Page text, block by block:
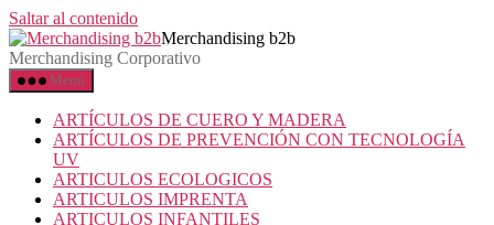
Saltar al contenido
Merchandising b2b
Merchandising Corporativo
Menú
ARTÍCULOS DE CUERO Y MADERA
ARTÍCULOS DE PREVENCIÓN CON TECNOLOGÍA
UV
ARTICULOS ECOLOGICOS
ARTICULOS IMPRENTA
ARTICULOS INFANTILES